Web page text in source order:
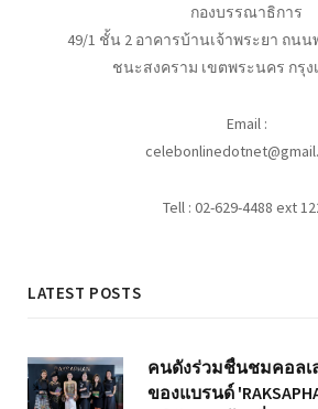
กองบรรณาธิการ
49/1 ชั้น 2 อาคารบ้านเจ้าพระยา ถน
ชนะสงคราม เขตพระนคร กรุง
Email :
Tell : 02-629-4488 ext
LATEST POSTS
คนดังร่วมชื่นชมคอล
ของแบรนด์